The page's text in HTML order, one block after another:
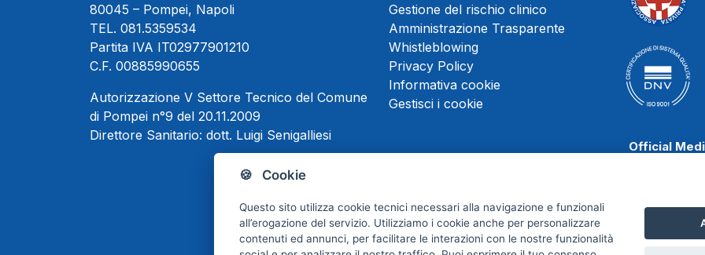
🍪 Cookie
Questo sito utilizza cookie tecnici necessari alla navigazione e funzionali
all’erogazione del servizio. Utilizziamo i cookie anche per personalizzare
contenuti ed annunci, per facilitare le interazioni con le nostre funzionalità
80045 – Pompei, Napoli
TEL. 081.5359534
Partita IVA IT02977901210
C.F. 00885990655
Autorizzazione V Settore Tecnico del Comune
di Pompei n°9 del 20.11.2009
Direttore Sanitario: dott. Luigi Senigalliesi
Gestione del rischio clinico
Amministrazione Trasparente
Whistleblowing
Privacy Policy
Informativa cookie
Gestisci i cookie
Official
Scafati